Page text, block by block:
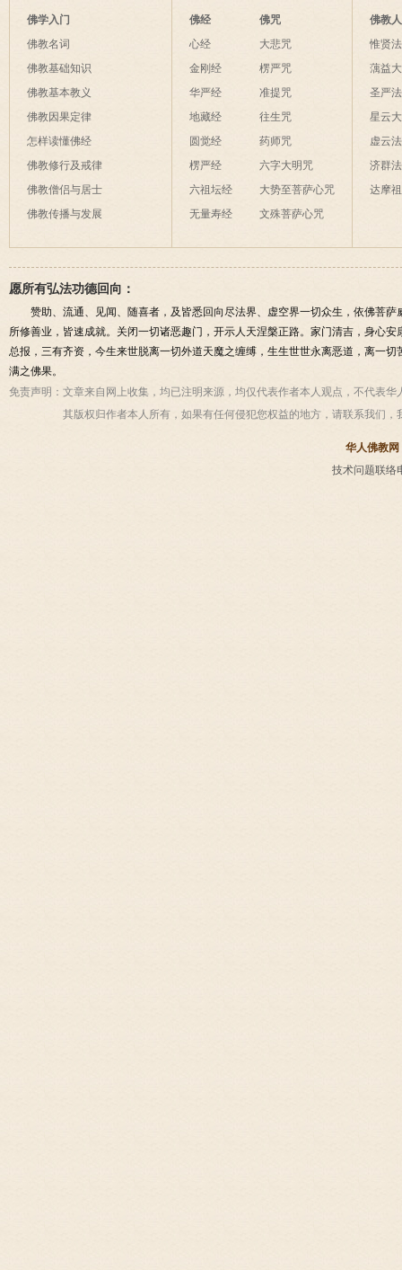
佛学入门
佛教名词
佛教基础知识
佛教基本教义
佛教因果定律
怎样读懂佛经
佛教修行及戒律
佛教僧侣与居士
佛教传播与发展
佛经
心经
金刚经
华严经
地藏经
圆觉经
楞严经
六祖坛经
无量寿经
佛咒
大悲咒
楞严咒
准提咒
往生咒
药师咒
六字大明咒
大势至菩萨心咒
文殊菩萨心咒
佛教
惟贤
蕅益
圣严
星云
虚云
济群
达摩
愿所有弘法功德回向：
赞助、流通、见闻、随喜者，及皆悉回向尽法界、虚空界一切众生，依佛菩
所修善业，皆速成就。关闭一切诸恶趣门，开示人天涅槃正路。家门清吉，身心
总报，三有齐资，今生来世脱离一切外道天魔之缠缚，生生世世永离恶道，离一
满之佛果。
免责声明： 文章来自网上收集，均已注明来源，均仅代表作者本人观点，不代表
其版权归作者本人所有，如果有任何侵犯您权益的地方，请联系我们，
华人佛教网
技术问题联络